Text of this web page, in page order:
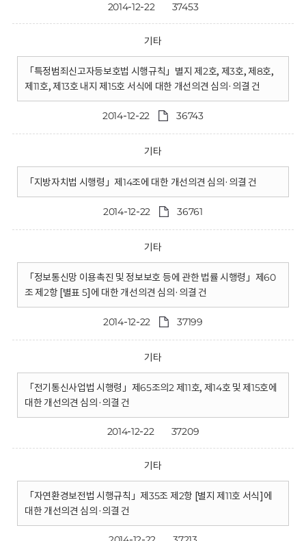
2014-12-22 37453
기타
「특정범죄신고자등보호법 시행규칙」별지 제2호, 제3호, 제8호,
제11호, 제13호 내지 제15호 서식에 대한 개선의견 심의·의결 건
2014-12-22 36743
기타
「지방자치법 시행령」제14조에 대한 개선의견 심의·의결 건
2014-12-22 36761
기타
「정보통신망 이용촉진 및 정보보호 등에 관한 법률 시행령」제60
조 제2항 [별표 5]에 대한 개선의견 심의·의결 건
2014-12-22 37199
기타
「전기통신사업법 시행령」제65조의2 제11호, 제14호 및 제15호에
대한 개선의견 심의·의결 건
2014-12-22 37209
기타
「자연환경보전법 시행규칙」제35조 제2항 [별지 제11호 서식]에
대한 개선의견 심의·의결 건